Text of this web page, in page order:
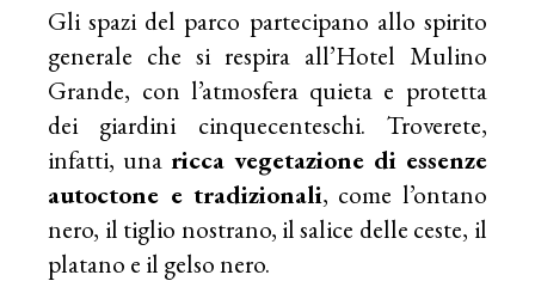
Gli spazi del parco partecipano allo spirito
generale che si respira all’Hotel Mulino
Grande, con l’atmosfera quieta e protetta
dei giardini cinquecenteschi. Troverete,
infatti, una ricca vegetazione di essenze
autoctone e tradizionali, come l’ontano
nero, il tiglio nostrano, il salice delle ceste, il
platano e il gelso nero.